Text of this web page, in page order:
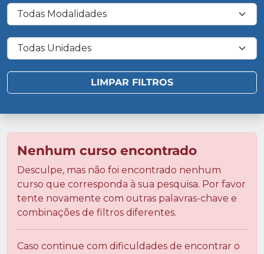
Filtrar por Modalidade
Filtrar por Unidade
Nenhum curso encontrado
Desculpe, mas não foi encontrado nenhum
curso que corresponda à sua pesquisa. Por favor
tente novamente com outras palavras-chave e
combinações de filtros diferentes.
Caso continue com dificuldades de encontrar o